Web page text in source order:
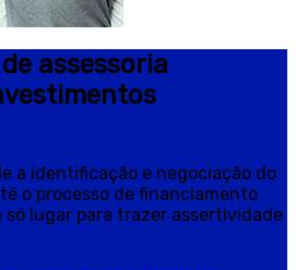
assessoria
a identificação e negociação do
o processo de financiamento
só lugar para trazer assertividade